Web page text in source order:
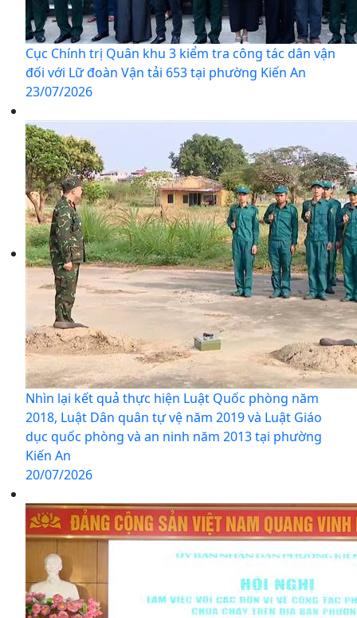
Cục Chính trị Quân khu 3 kiểm tra công tác dân vận
đối với Lữ đoàn Vận tải 653 tại phường Kiến An
23/07/2026
Nhìn lại kết quả thực hiện Luật Quốc phòng năm
2018, Luật Dân quân tự vệ năm 2019 và Luật Giáo
dục quốc phòng và an ninh năm 2013 tại phường
Kiến An
20/07/2026